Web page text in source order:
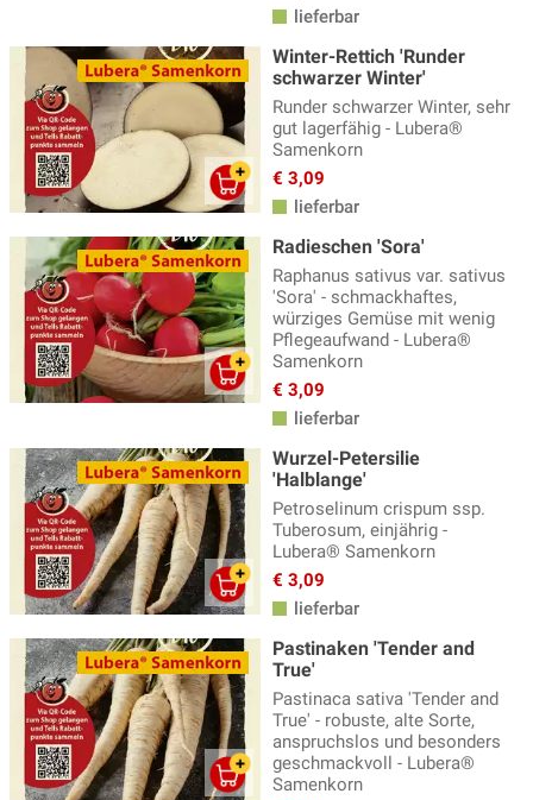
Wintergemüse Samen(20)
Wurzel- und Knollengemüse(61)
Wurzelpetersilie(3)
Zucchetti Samen(14)
Zwiebel Samen(12)
lieferbar
Winter-Rettich 'Runder
schwarzer Winter'
Runder schwarzer Winter, sehr
gut lagerfähig - Lubera®
Samenkorn
€ 3,09
lieferbar
Radieschen 'Sora'
Raphanus sativus var. sativus
'Sora' - schmackhaftes,
würziges Gemüse mit wenig
Pflegeaufwand - Lubera®
Samenkorn
€ 3,09
lieferbar
Wurzel-Petersilie
'Halblange'
Petroselinum crispum ssp.
Tuberosum, einjährig -
Lubera® Samenkorn
€ 3,09
lieferbar
Pastinaken 'Tender and
True'
Pastinaca sativa 'Tender and
True' - robuste, alte Sorte,
anspruchslos und besonders
geschmackvoll - Lubera®
Samenkorn